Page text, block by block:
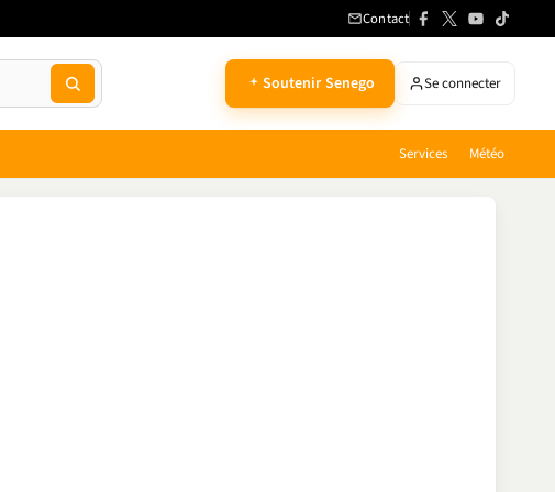
Contact
Soutenir Senego Se connecter
Services Météo